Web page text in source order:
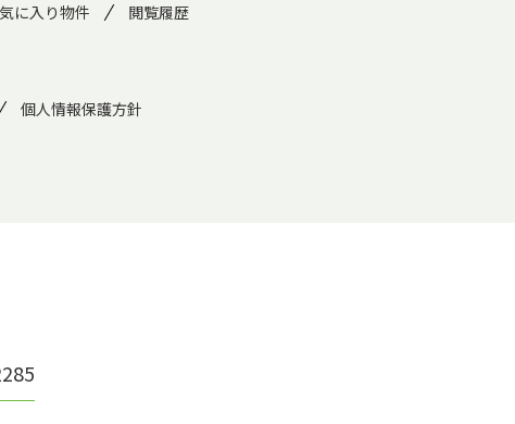
に入り物件 閲覧履歴
個人情報保護方針